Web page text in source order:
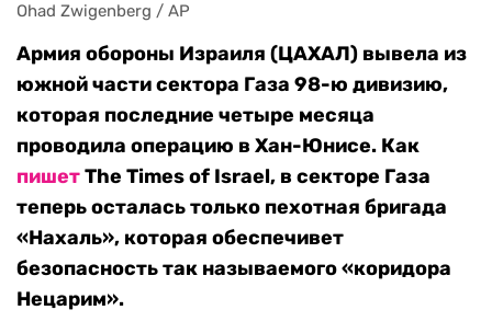
Ohad Zwigenberg / AP
Армия обороны Израиля (ЦАХАЛ) вывела из
южной части сектора Газа 98-ю дивизию,
которая последние четыре месяца
проводила операцию в Хан-Юнисе. Как
пишетThe Times of Israel, в секторе Газа
теперь осталась только пехотная бригада
«Нахаль», которая обеспечивет
безопасность так называемого «коридора
Нецарим».